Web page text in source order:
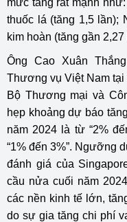
mức tăng rất mạnh
thuốc lá (tăng 1,5 lần);
kim hoàn (tăng gần 2,27
Ông Cao Xuân
Thương vụ Việt Nam
Bộ Thương mại và
hẹp khoảng dự báo
năm 2024 là từ “2%
“1% đến 3%”. Ngưỡng
đánh giá của
cầu nửa cuối năm
các nền kinh tế lớn,
do sự gia tăng chi phí